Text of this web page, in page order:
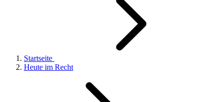
Startseite
Heute im Recht